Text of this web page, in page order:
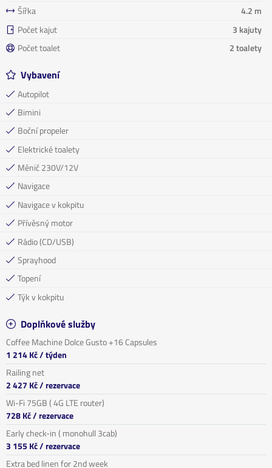
Šířka
4.2 m
Počet kajut
3 kajuty
Počet toalet
2 toalety
Vybavení
Autopilot
Bimini
Boční propeler
Elektrické toalety
Měnič 230V/12V
Navigace
Navigace v kokpitu
Přívěsný motor
Rádio (CD/USB)
Sprayhood
Topení
Týk v kokpitu
Doplňkové služby
Coffee Machine Dolce Gusto +16 Capsules
1 214 Kč/ týden
Railing net
2 427 Kč/ rezervace
Wi-Fi 75GB ( 4G LTE router)
728 Kč/ rezervace
Early check-in ( monohull 3cab)
3 155 Kč/ rezervace
Extra bed linen for 2nd week